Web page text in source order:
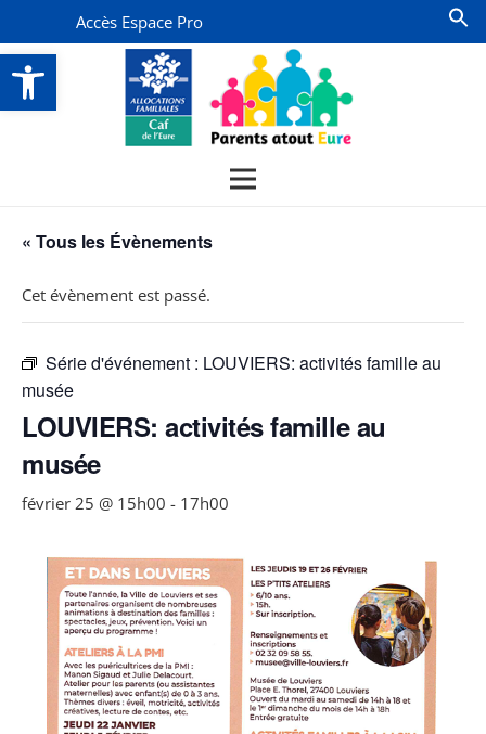
Ouvrir la barre d’outils
Accès Espace Pro
« Tous les Évènements
Cet évènement est passé.
Série d'événement : LOUVIERS: activités famille au
musée
LOUVIERS: activités famille au
musée
février 25 @ 15h00 - 17h00